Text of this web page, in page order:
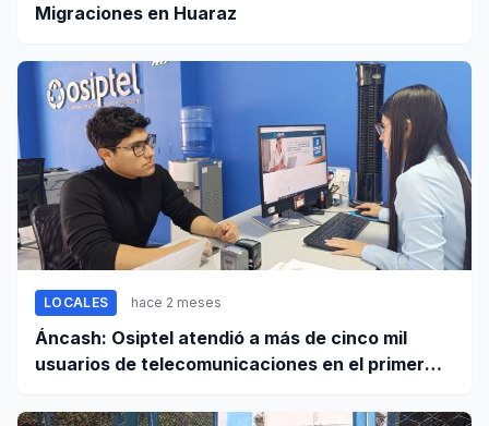
Migraciones en Huaraz
LOCALES hace 2 meses
Áncash: Osiptel atendió a más de cinco mil
usuarios de telecomunicaciones en el primer